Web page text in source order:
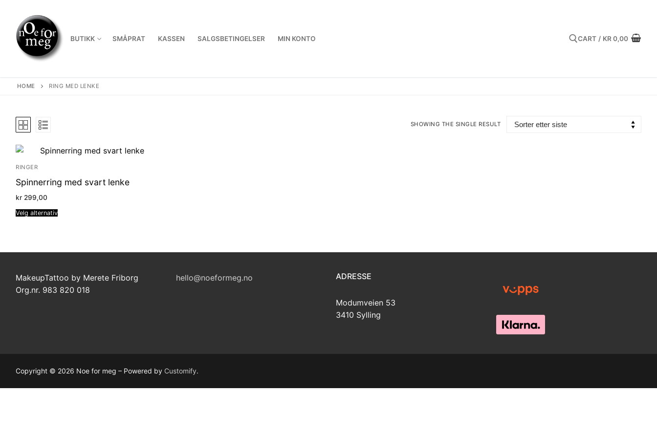
content
BUTIKK SMÅPRAT KASSEN SALGSBETINGELSER MIN KONTO CART / KR 0,00
HOME RING MED LENKE
SHOWING THE SINGLE RESULT
RINGER
Spinnerring med svart lenke
kr 299,00
Velg alternativ
MakeupTattoo by Merete Friborg
Org.nr. 983 820 018
hello@noeformeg.no ADRESSE
Modumveien 53
3410 Sylling
Copyright © 2026 Noe for meg – Powered by Customify.